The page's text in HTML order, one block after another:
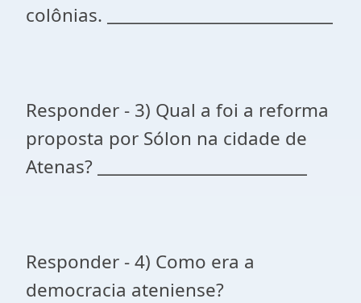
colônias. ____________________________
Responder - 3) Qual a foi a reforma
proposta por Sólon na cidade de
Atenas? __________________________
Responder - 4) Como era a
democracia ateniense?